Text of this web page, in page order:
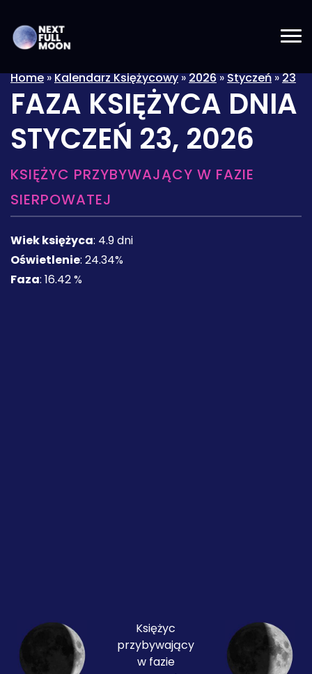
Home»Kalendarz Księżycowy»2026»Styczeń»23
FAZA KSIĘŻYCA DNIA
STYCZEŃ 23, 2026
KSIĘŻYC PRZYBYWAJĄCY W FAZIE
SIERPOWATEJ
Wiek księżyca: 4.9 dni
Oświetlenie: 24.34%
Faza: 16.42 %
Księżyc
przybywający
w fazie